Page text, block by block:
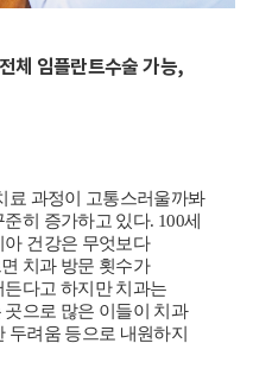
체 임플란트수술 가능,
료 과정이 고통스러울까봐
히 증가하고 있다. 100세
건강은 무엇보다
치과 방문 횟수가
다고 하지만 치과는
으로 많은 이들이 치과
두려움 등으로 내원하지